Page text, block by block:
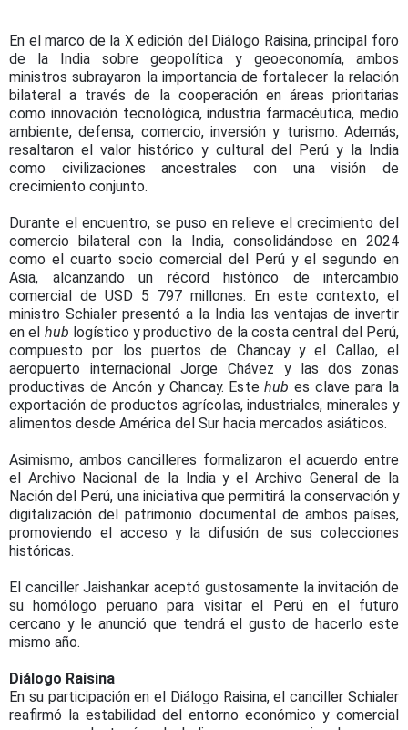
En el marco de la X edición del Diálogo Raisina, principal foro
de la India sobre geopolítica y geoeconomía, ambos
ministros subrayaron la importancia de fortalecer la relación
bilateral a través de la cooperación en áreas prioritarias
como innovación tecnológica, industria farmacéutica, medio
ambiente, defensa, comercio, inversión y turismo. Además,
resaltaron el valor histórico y cultural del Perú y la India
como civilizaciones ancestrales con una visión de
crecimiento conjunto.
Durante el encuentro, se puso en relieve el crecimiento del
comercio bilateral con la India, consolidándose en 2024
como el cuarto socio comercial del Perú y el segundo en
Asia, alcanzando un récord histórico de intercambio
comercial de USD 5 797 millones. En este contexto, el
ministro Schialer presentó a la India las ventajas de invertir
en el hub logístico y productivo de la costa central del Perú,
compuesto por los puertos de Chancay y el Callao, el
aeropuerto internacional Jorge Chávez y las dos zonas
productivas de Ancón y Chancay. Estehub es clave para la
exportación de productos agrícolas, industriales, minerales y
alimentos desde América del Sur hacia mercados asiáticos.
Asimismo, ambos cancilleres formalizaron el acuerdo entre
el Archivo Nacional de la India y el Archivo General de la
Nación del Perú, una iniciativa que permitirá la conservación y
digitalización del patrimonio documental de ambos países,
promoviendo el acceso y la difusión de sus colecciones
históricas.
El canciller Jaishankar aceptó gustosamente la invitación de
su homólogo peruano para visitar el Perú en el futuro
cercano y le anunció que tendrá el gusto de hacerlo este
mismo año.
Diálogo Raisina
En su participación en el Diálogo Raisina, el canciller Schialer
reafirmó la estabilidad del entorno económico y comercial